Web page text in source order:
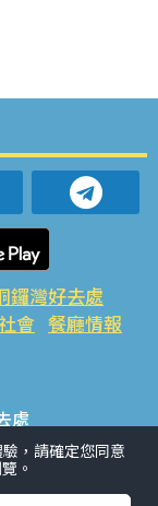
鑼灣好去處
會 餐廳情報
處
好去處 社會
，請確定您同意
。